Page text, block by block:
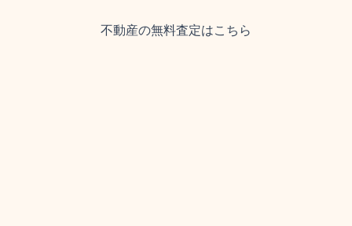
不動産の無料査定はこちら